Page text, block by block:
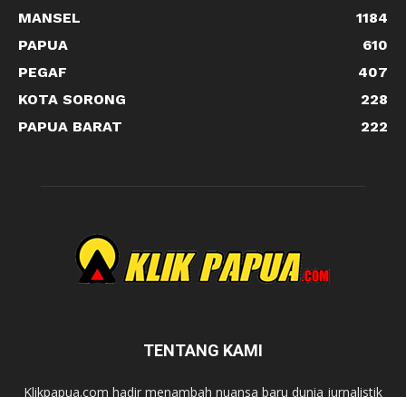
MANSEL
1184
PAPUA
610
PEGAF
407
KOTA SORONG
228
PAPUA BARAT
222
TENTANG KAMI
Klikpapua.com hadir menambah nuansa baru dunia jurnalistik